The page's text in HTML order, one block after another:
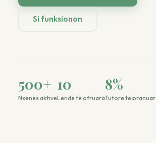
Si funksionon
500+
Nxënës aktivë
10
Lëndë të ofruara
8%
Tutorë të pranuar